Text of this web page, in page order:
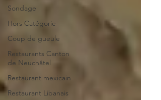
Sondage
Hors Catégorie
Coup de gueule
Restaurants Canton
de Neuchâtel
Restaurant mexicain
Restaurant Libanais